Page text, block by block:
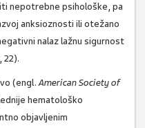
nepotrebne psihološke, pa
anksioznosti ili otežano
nalaz lažnu sigurnost
22).
(engl.American Society of
hematološko
objavljenim